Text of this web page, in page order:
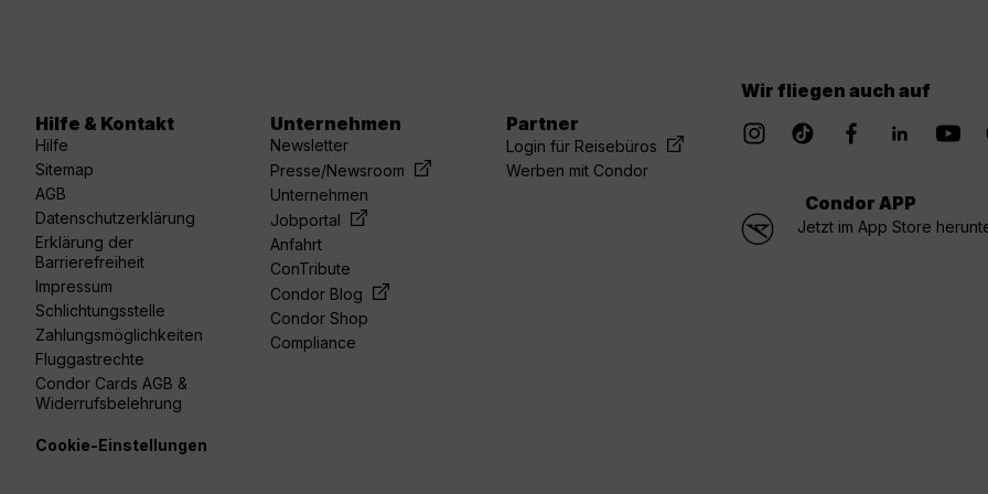
Hilfe & Kontakt
Hilfe
Sitemap
AGB
Datenschutzerklärung
Erklärung der
Barrierefreiheit
Impressum
Schlichtungsstelle
Zahlungsmöglichkeiten
Fluggastrechte
Condor Cards AGB &
Widerrufsbelehrung
Unternehmen
Newsletter
Presse/Newsroom
Unternehmen
Jobportal
Anfahrt
ConTribute
Condor Blog
Condor Shop
Compliance
Partner
Login für Reisebüros
Werben mit Condor
Wir fliegen auch auf
Condor APP
Jetzt im App Store
Cookie-Einstellungen